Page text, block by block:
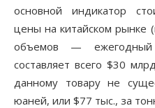
основной индикатор
цены на китайском рынке
объемов —
составляет всего $30
данному товару не
юаней, или $77 тыс., за